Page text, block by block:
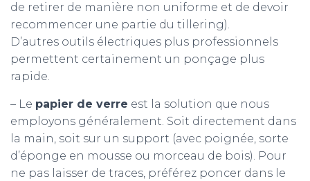
de retirer de manière non uniforme et de devoir
recommencer une partie du tillering).
D’autres outils électriques plus professionnels
permettent certainement un ponçage plus
rapide.
– Le papier de verre est la solution que nous
employons généralement. Soit directement dans
la main, soit sur un support (avec poignée, sorte
d’éponge en mousse ou morceau de bois). Pour
ne pas laisser de traces, préférez poncer dans le